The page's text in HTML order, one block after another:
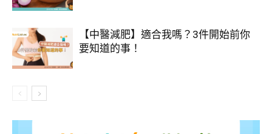
【中醫減肥】適合我嗎？3件開始前你
要知道的事！